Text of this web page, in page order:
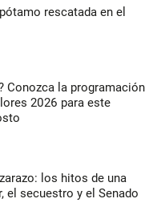
rescatada en el
Conozca la programación
2026 para este
los hitos de una
el secuestro y el Senado